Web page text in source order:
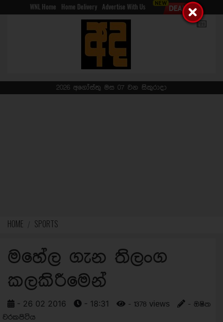
WNL Home Home Delivery Advertise With Us
2026 අගෝස්තු මස 07 වන සිකුරාදා
HOME SPORTS
මහේල ගැන තිලංග
කලකිරීමෙන්
- 26 02 2016 - 18:31 - 1378 views
- ඔෂිත
වරකපිටිය